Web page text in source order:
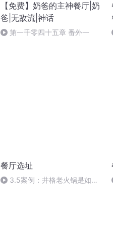
【免费】奶爸的主神餐厅|奶
爸|无敌流|神话
第一千零四十五章 番外一
餐厅选址
3.5案例：井格老火锅是如何